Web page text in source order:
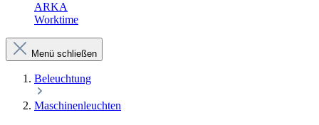
ARKA
Worktime
Menü schließen
Beleuchtung
Maschinenleuchten